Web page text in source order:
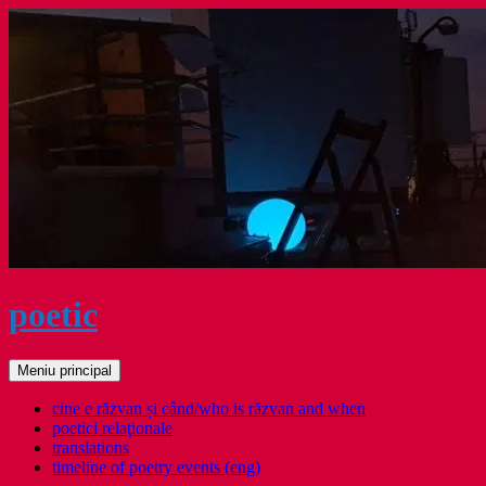
Sari
poetic
Caută
Meniu principal
cine e răzvan și când/who is răzvan and when
poetici relaţionale
translations
timeline of poetry events (eng)